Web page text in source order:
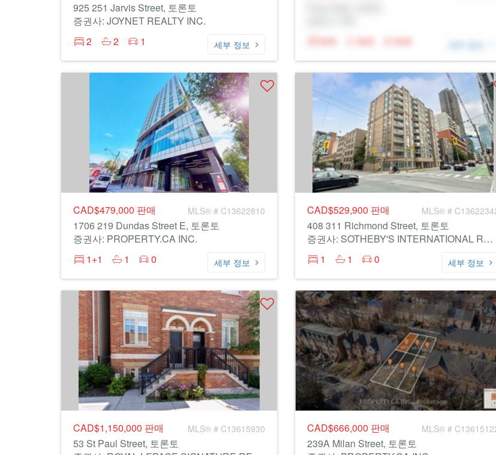
925 251 Jarvis Street, 토론토
증권사: JOYNET REALTY INC.
2
2 1 세부 정보
N/A
N/A N/A
CAD$479,000 판매 MLS® # C13622810
1706 219 Dundas Street E, 토론토
증권사: PROPERTY.CA INC.
1+1
1 0 세부 정보
CAD$529,900 판매 MLS® #
408 311 Richmond Street, 토론토
증권사: SOTHEBY'S INTERNATIONAL REALTY CANADA
1
1 0 세부 정보
CAD$1,150,000 판매 MLS® # C13615930
53 St Paul Street, 토론토
CAD$666,000 판매 MLS® #
239A Milan Street, 토론토